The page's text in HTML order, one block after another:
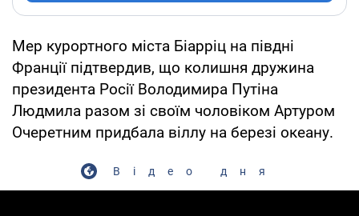
Мер курортного міста Біарріц на півдні
Франції підтвердив, що колишня дружина
президента Росії Володимира Путіна
Людмила разом зі своїм чоловіком Артуром
Очеретним придбала віллу на березі океану.
Відео дня